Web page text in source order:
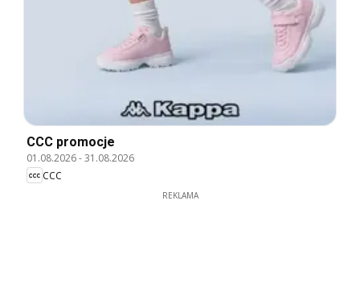
CCC promocje
01.08.2026-31.08.2026
CCC
REKLAMA